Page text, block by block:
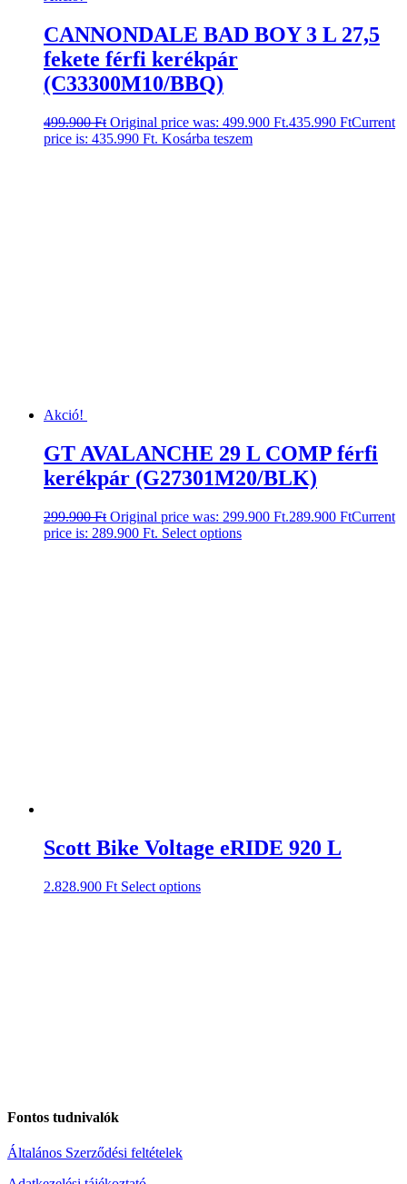
CANNONDALE BAD BOY 3 L 27,5
fekete férfi kerékpár
(C33300M10/BBQ)
499.900Ft Original price was: 499.900 Ft.435.990 FtCurrent
price is: 435.990 Ft. Kosárba teszem
Akció!
GT AVALANCHE 29 L COMP férfi
kerékpár (G27301M20/BLK)
299.900Ft Original price was: 299.900 Ft.289.900 FtCurrent
price is: 289.900 Ft. Select options
Scott Bike Voltage eRIDE 920 L
2.828.900 Ft Select options
Fontos tudnivalók
Általános Szerződési feltételek